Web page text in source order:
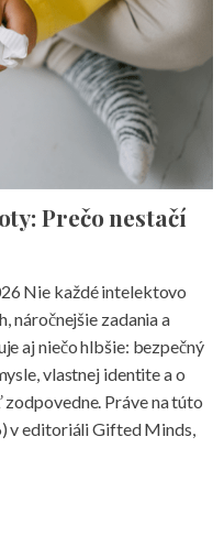
Prečo nestačí
Nie každé intelektovo
náročnejšie zadania a
aj niečo hlbšie: bezpečný
vlastnej identite a o
Práve na túto
v editoriáli Gifted Minds,